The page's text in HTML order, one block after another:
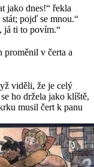
jako dnes!“ řekla
pojď se mnou.“
já ti to povím.“
proměnil v čerta a
viděli, že je celý
ho držela jako klíště,
musil čert k panu